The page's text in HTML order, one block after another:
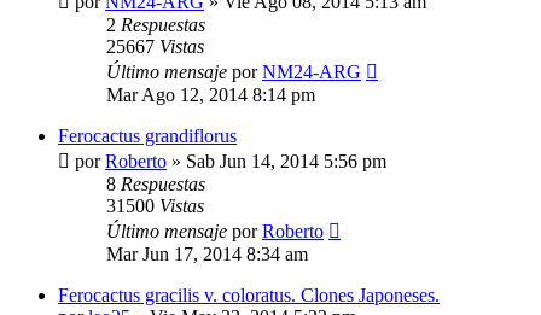
2 Respuestas
25667 Vistas
Último mensaje porNM24-ARG
Mar Ago 12, 2014 8:14 pm
Ferocactus grandiflorus
porRoberto » Sab Jun 14, 2014 5:56 pm
8 Respuestas
31500 Vistas
Último mensaje porRoberto
Mar Jun 17, 2014 8:34 am
Ferocactus gracilis v. coloratus. Clones Japoneses.